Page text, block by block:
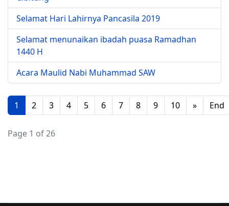
Selamat Hari Lahirnya Pancasila 2019
Selamat menunaikan ibadah puasa Ramadhan
1440 H
Acara Maulid Nabi Muhammad SAW
1 2 3 4 5 6 7 8 9 10 » End
Page 1 of 26